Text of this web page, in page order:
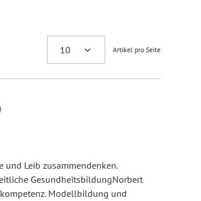
Artikel pro Seite
und Leib zusammendenken.
GesundheitsbildungNorbert
Modellbildung und